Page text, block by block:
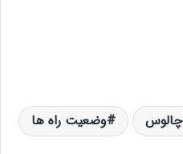
وضعیت راه ها